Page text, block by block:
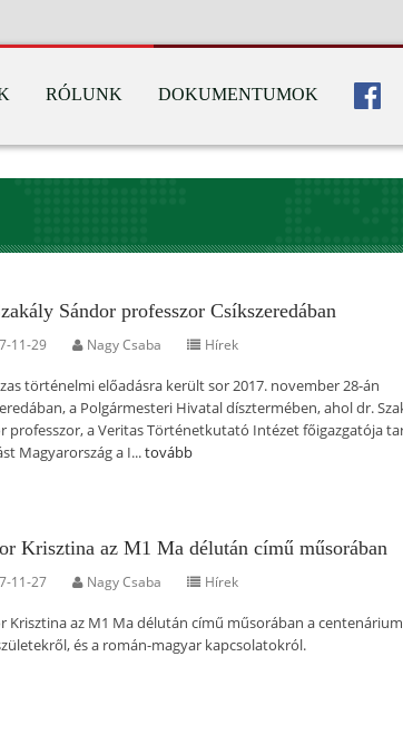
RÓLUNK DOKUMENTUMOK
Sándor professzor Csíkszeredában
11-29 Nagy Csaba Hírek
történelmi előadásra került sor 2017. november 28-án
a Polgármesteri Hivatal dísztermében, ahol dr.
professzor, a Veritas Történetkutató Intézet főigazgatója
Magyarország a I...tovább
Krisztina az M1 Ma délután című műsorában
11-27 Nagy Csaba Hírek
Krisztina az M1 Ma délután című műsorában a
és a román-magyar kapcsolatokról.